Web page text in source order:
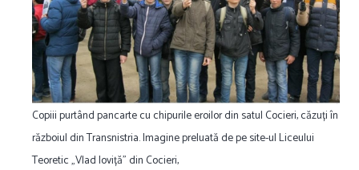
Copiii purtând pancarte cu chipurile eroilor din satul Cocieri, căzuți în
războiul din Transnistria. Imagine preluată de pe site-ul Liceului
Teoretic „Vlad Ioviță” din Cocieri,